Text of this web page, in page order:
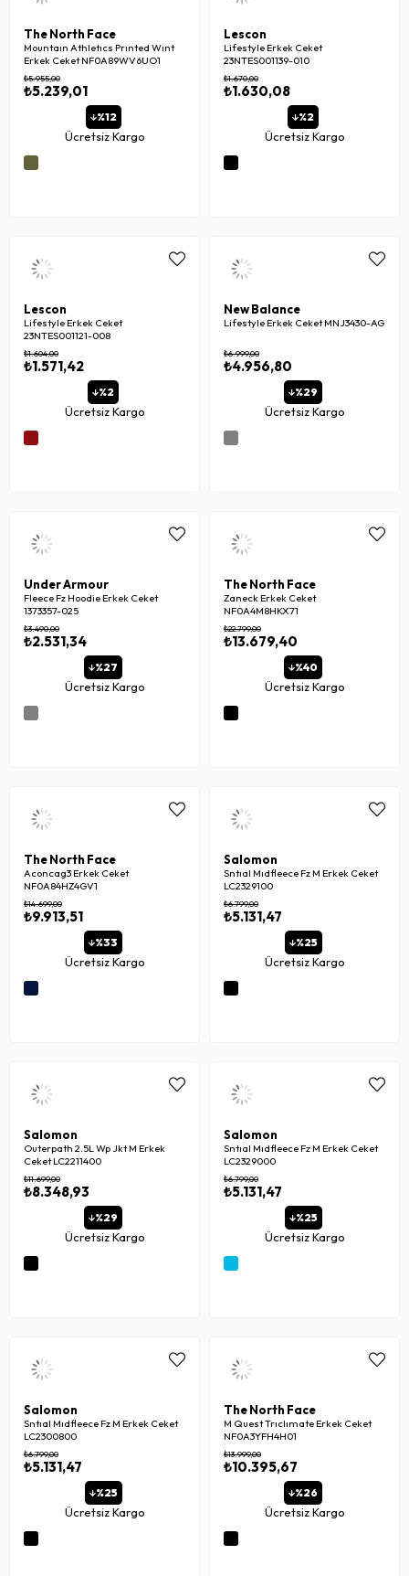
The North Face
Mountaın Athletıcs Prınted Wınt
Erkek Ceket NF0A89WV6UO1
₺5.239,01
₺5.955,00
%12
Ücretsiz Kargo
Lescon
Lifestyle Erkek Ceket
23NTES001139-010
₺1.630,08
₺1.670,00
%2
Ücretsiz Kargo
Lescon
Lifestyle Erkek Ceket
23NTES001121-008
₺1.571,42
₺1.604,00
%2
Ücretsiz Kargo
New Balance
Lifestyle Erkek Ceket MNJ3430-AG
₺4.956,80
₺6.999,00
%29
Ücretsiz Kargo
Under Armour
Fleece Fz Hoodie Erkek Ceket
1373357-025
₺2.531,34
₺3.490,00
%27
Ücretsiz Kargo
The North Face
Zaneck Erkek Ceket
NF0A4M8HKX71
₺13.679,40
₺22.799,00
%40
Ücretsiz Kargo
The North Face
Aconcag3 Erkek Ceket
NF0A84HZ4GV1
₺9.913,51
₺14.699,00
%33
Ücretsiz Kargo
Salomon
Sntıal Mıdfleece Fz M Erkek Ceket
LC2329100
₺5.131,47
₺6.799,00
%25
Ücretsiz Kargo
Salomon
Outerpath 2.5L Wp Jkt M Erkek
Ceket LC2211400
₺8.348,93
₺11.699,00
%29
Ücretsiz Kargo
Salomon
Sntıal Mıdfleece Fz M Erkek Ceket
LC2329000
₺5.131,47
₺6.799,00
%25
Ücretsiz Kargo
Salomon
Sntıal Mıdfleece Fz M Erkek Ceket
LC2300800
₺5.131,47
₺6.799,00
%25
Ücretsiz Kargo
The North Face
M Quest Trıclımate Erkek Ceket
NF0A3YFH4H01
₺10.395,67
₺13.999,00
%26
Ücretsiz Kargo